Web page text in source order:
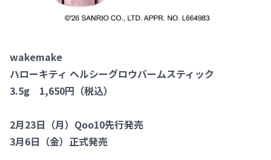
wakemake
ハローキティ ヘルシーグロウバームスティック
3.5g 1,650円（税込）
2月23日（月）Qoo10先行発売
3月6日（金）正式発売